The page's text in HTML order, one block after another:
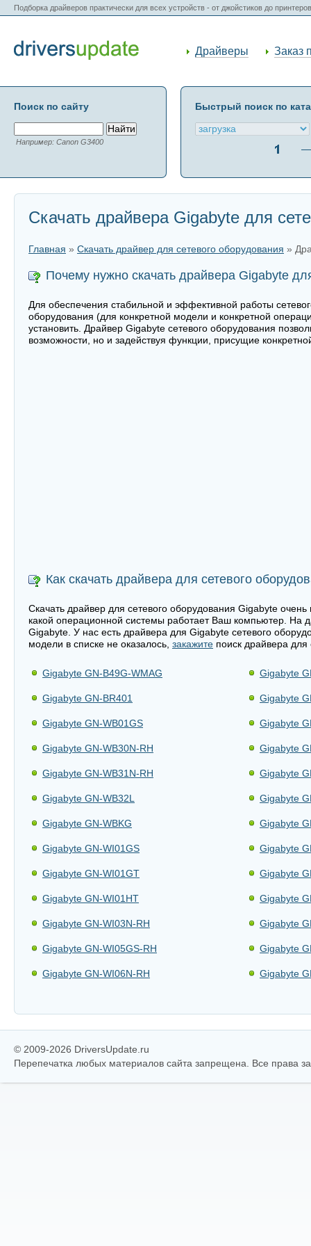
Подборка драйверов практически для всех устройств - от джойстиков до
Драйверы Заказ
Поиск по сайту
Например: Canon G3400
Быстрый поиск по
Скачать драйвера Gigabyte для
Главная » Скачать драйвер для сетевого оборудования »
Почему нужно скачать драйвера Gigabyte
Для обеспечения стабильной и эффективной работы
оборудования (для конкретной модели и конкретной
установить. Драйвер Gigabyte сетевого оборудования
возможности, но и задействуя функции, присущие
Как скачать драйвера для сетевого
Скачать драйвер для сетевого оборудования Gigabyte
какой операционной системы работает Ваш компьютер. На
Gigabyte. У нас есть драйвера для Gigabyte сетевого
модели в списке не оказалось, закажите поиск драйвера для
Gigabyte GN-B49G-WMAG
Gigabyte GN-BR401
Gigabyte GN-WB01GS
Gigabyte GN-WB30N-RH
Gigabyte GN-WB31N-RH
Gigabyte GN-WB32L
Gigabyte GN-WBKG
Gigabyte GN-WI01GS
Gigabyte GN-WI01GT
Gigabyte GN-WI01HT
Gigabyte GN-WI03N-RH
Gigabyte GN-WI05GS-RH
Gigabyte GN-WI06N-RH
Gigabyte
Gigabyte
Gigabyte
Gigabyte
Gigabyte
Gigabyte
Gigabyte
Gigabyte
Gigabyte
Gigabyte
Gigabyte
Gigabyte
Gigabyte
© 2009-2026 DriversUpdate.ru
Перепечатка любых материалов сайта запрещена. Все права